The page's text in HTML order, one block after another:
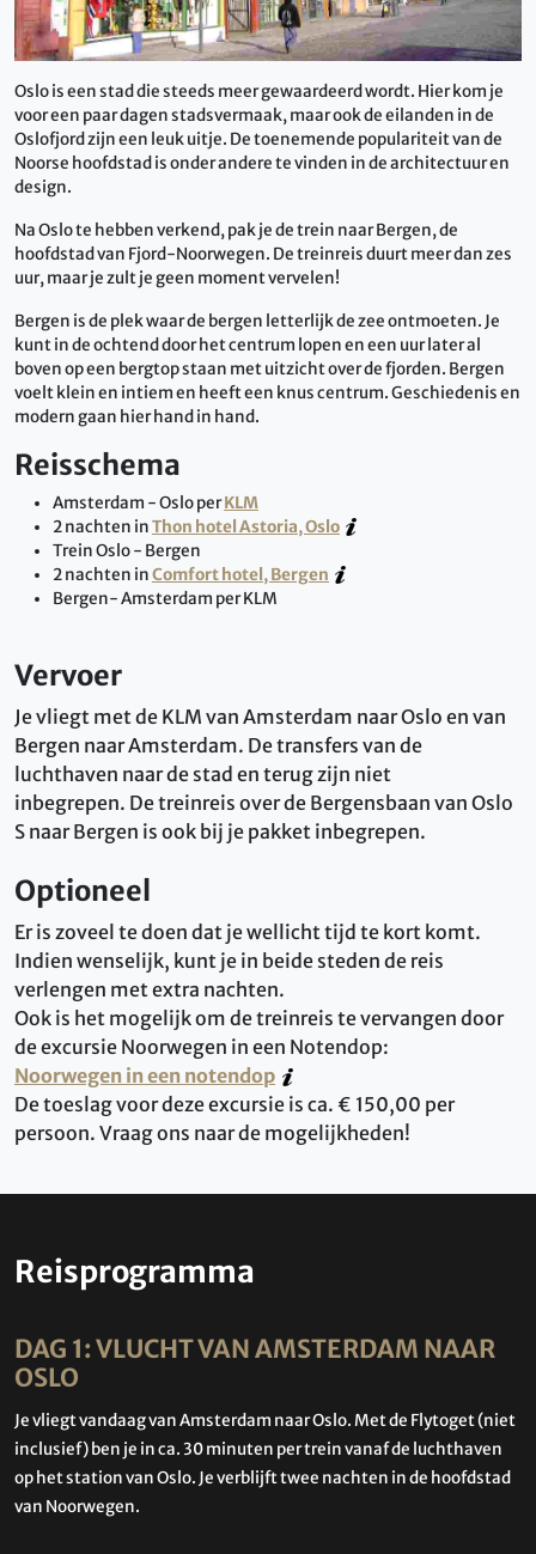
Oslo is een stad die steeds meer gewaardeerd wordt. Hier kom je
voor een paar dagen stadsvermaak, maar ook de eilanden in de
Oslofjord zijn een leuk uitje. De toenemende populariteit van de
Noorse hoofdstad is onder andere te vinden in de architectuur en
design.
Na Oslo te hebben verkend, pak je de trein naar Bergen, de
hoofdstad van Fjord-Noorwegen. De treinreis duurt meer dan zes
uur, maar je zult je geen moment vervelen!
Bergen is de plek waar de bergen letterlijk de zee ontmoeten. Je
kunt in de ochtend door het centrum lopen en een uur later al
boven op een bergtop staan met uitzicht over de fjorden. Bergen
voelt klein en intiem en heeft een knus centrum. Geschiedenis en
modern gaan hier hand in hand.
Reisschema
Amsterdam - Oslo perKLM
2 nachten inThon hotel Astoria, Oslo
Trein Oslo - Bergen
2 nachten inComfort hotel, Bergen
Bergen- Amsterdam per KLM
Vervoer
Je vliegt met de KLM van Amsterdam naar Oslo en van
Bergen naar Amsterdam. De transfers van de
luchthaven naar de stad en terug zijn niet
inbegrepen. De treinreis over de Bergensbaan van Oslo
S naar Bergen is ook bij je pakket inbegrepen.
Optioneel
Er is zoveel te doen dat je wellicht tijd te kort komt.
Indien wenselijk, kunt je in beide steden de reis
verlengen met extra nachten.
Ook is het mogelijk om de treinreis te vervangen door
de excursie Noorwegen in een Notendop:
Noorwegen in een notendop
De toeslag voor deze excursie is ca. € 150,00 per
persoon. Vraag ons naar de mogelijkheden!
Reisprogramma
DAG 1: VLUCHT VAN AMSTERDAM NAAR
OSLO
Je vliegt vandaag van Amsterdam naar Oslo. Met de Flytoget (niet
inclusief) ben je in ca. 30 minuten per trein vanaf de luchthaven
op het station van Oslo. Je verblijft twee nachten in de hoofdstad
van Noorwegen.